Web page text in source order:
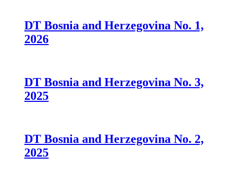
DT Bosnia and Herzegovina No. 1,
2026
DT Bosnia and Herzegovina No. 3,
2025
DT Bosnia and Herzegovina No. 2,
2025